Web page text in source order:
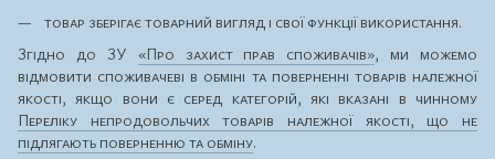
товар зберігає товарний вигляд і свої функції використання.
Згідно до ЗУ «Про захист прав споживачів», ми можемо
відмовити споживачеві в обміні та поверненні товарів належної
якості, якщо вони є серед категорій, які вказані в чинному
Переліку непродовольчих товарів належної якості, що не
підлягають поверненню та обміну.